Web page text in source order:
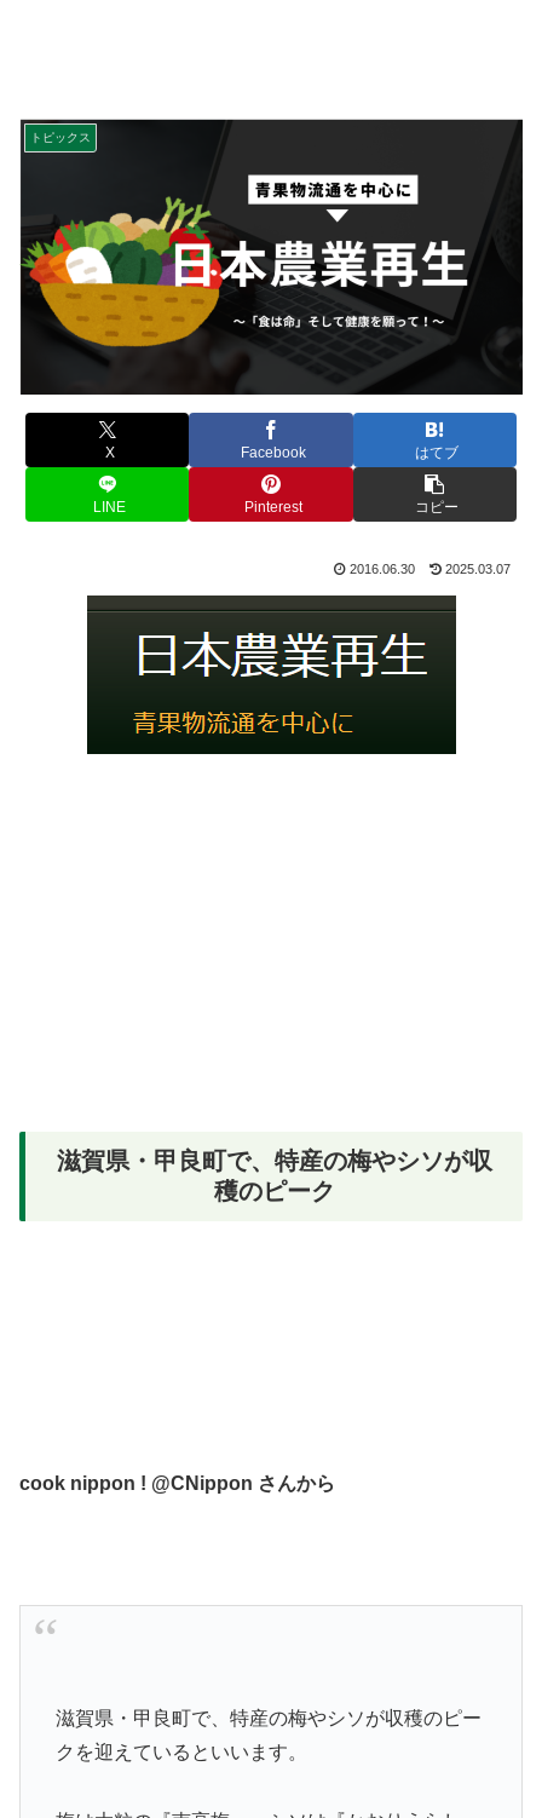
トピックス
X Facebook はてブ
LINE Pinterest コピー
2016.06.30 2025.03.07
滋賀県・甲良町で、特産の梅やシソが収
穫のピーク
cook nippon ! ‏@CNippon さんから
滋賀県・甲良町で、特産の梅やシソが収穫のピー
クを迎えているといいます。